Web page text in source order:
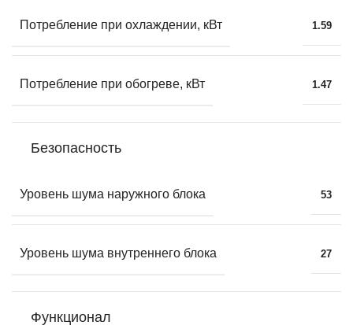
Потребление при охлаждении, кВт 1.59
Потребление при обогреве, кВт 1.47
Безопасность
Уровень шума наружного блока 53
Уровень шума внутреннего блока 27
Функционал